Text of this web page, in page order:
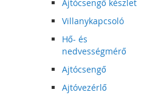
Ajtócsengő készlet
Villanykapcsoló
Hő- és
nedvességmérő
Ajtócsengő
Ajtóvezérlő